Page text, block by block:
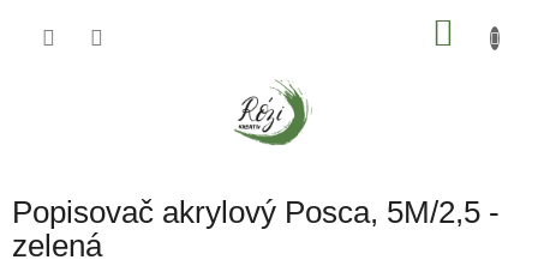
Popisovač akrylový Posca, 5M/2,5 -
zelená